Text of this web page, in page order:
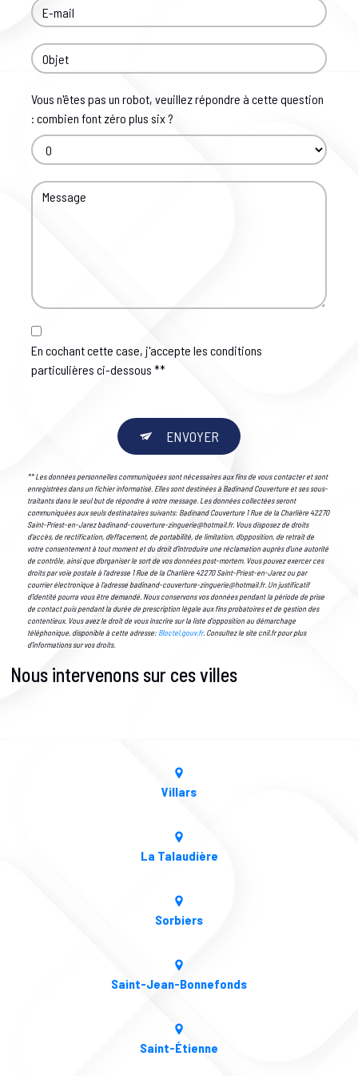
Vous n'êtes pas un robot, veuillez répondre à cette question
: combien font zéro plus six ?
En cochant cette case, j'accepte les conditions
particulières ci-dessous **
ENVOYER
** Les données personnelles communiquées sont nécessaires aux fins de vous contacter et sont
enregistrées dans un fichier informatisé. Elles sont destinées à Badinand Couverture et ses sous-
traitants dans le seul but de répondre à votre message. Les données collectées seront
communiquées aux seuls destinataires suivants: Badinand Couverture 1 Rue de la Charlière 42270
Saint-Priest-en-Jarez badinand-couverture-zinguerie@hotmail.fr. Vous disposez de droits
d’accès, de rectification, d’effacement, de portabilité, de limitation, d’opposition, de retrait de
votre consentement à tout moment et du droit d’introduire une réclamation auprès d’une autorité
de contrôle, ainsi que d’organiser le sort de vos données post-mortem. Vous pouvez exercer ces
droits par voie postale à l'adresse 1 Rue de la Charlière 42270 Saint-Priest-en-Jarez ou par
courrier électronique à l'adresse badinand-couverture-zinguerie@hotmail.fr. Un justificatif
d'identité pourra vous être demandé. Nous conservons vos données pendant la période de prise
de contact puis pendant la durée de prescription légale aux fins probatoires et de gestion des
contentieux. Vous avez le droit de vous inscrire sur la liste d'opposition au démarchage
téléphonique, disponible à cette adresse: Bloctel.gouv.fr. Consultez le site cnil.fr pour plus
d’informations sur vos droits.
Nous intervenons sur ces villes
Villars
La Talaudière
Sorbiers
Saint-Jean-Bonnefonds
Saint-Étienne